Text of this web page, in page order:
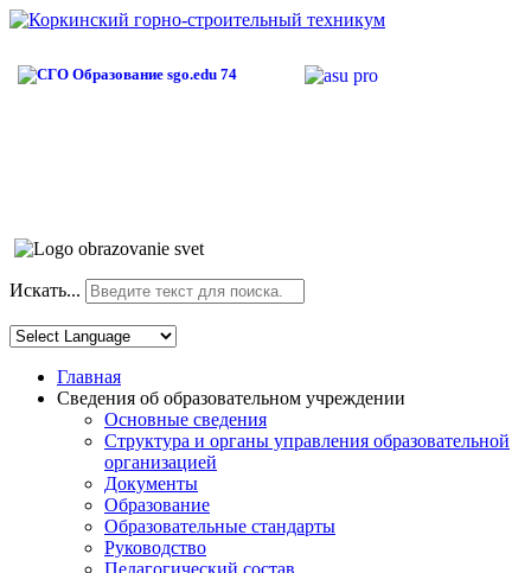
Искать...
Главная
Сведения об образовательном учреждении
Основные сведения
Структура и органы управления образовательной
организацией
Документы
Образование
Образовательные стандарты
Руководство
Педагогический состав